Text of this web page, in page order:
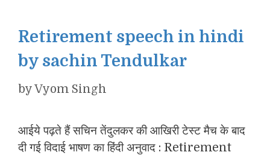
Retirement speech in hindi
by sachin Tendulkar
byVyom Singh
आईये पढ़ते हैं सचिन तेंदुलकर की आखिरी टेस्‍ट मैच के बाद
दी गई विदाई भाषण का हिंदी अनुवाद : Retirement